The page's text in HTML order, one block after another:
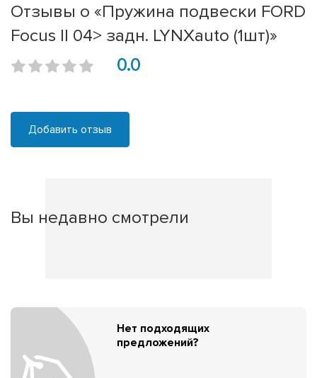
Отзывы о «Пружина подвески FORD
Focus II 04> задн. LYNXauto (1шт)»
0.0
Добавить отзыв
Вы недавно смотрели
Нет подходящих
предложений?